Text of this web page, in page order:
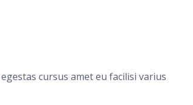
cursus amet eu facilisi varius